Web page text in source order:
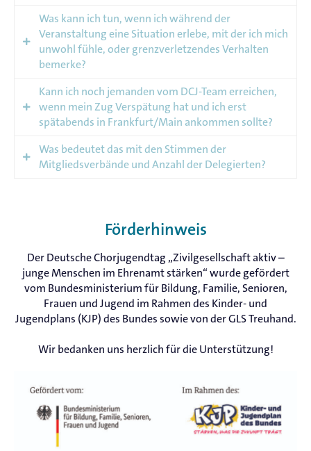
Anmeldeformular an.
Zunächst einmal bedauern wir, dass wir aufgrund
der gestiegenen Kosten die Reisekosten leider nicht
übernehmen können. Wenn diese Kosten deine
Lösung. Melde dich gern bei Chantal Zabel:
chantal.zabel@deutsche-chorjugend.de.
Was kann ich tun, wenn ich während der
Veranstaltung eine Situation erlebe, mit der ich mich
unwohl fühle, oder grenzverletzendes Verhalten
bemerke?
Du bist nicht allein. Wir zeigen mehrere Wege auf,
mit solchen Situationen umzugehen – dafür gibt es
ein Awarenesskonzept. Es wird zum Beispiel wieder
ein Awareness-Team geben, das du ansprechen oder
über Handy erreichen kannst. Es gibt auch die
Teilnehmenden versenden und auch am
Kann ich noch jemanden vom DCJ-Team erreichen,
wenn mein Zug Verspätung hat und ich erst
spätabends in Frankfurt/Main ankommen sollte?
Ja, das Organisationsteam der DCJ wird rund um die
Uhr auf einer Handynummer erreichbar sein, die
Was bedeutet das mit den Stimmen der
Mitgliedsverbände und Anzahl der Delegierten?
Anzahl der Kinder und Jugendlichen (bis 27 Jahre
Mitgliederverbandes ab.Pro angefangene 3.000
aktive Kinder und Jugendliche bis 27 Jahre hat ein
Mitgliedsverband eine:n Delegierte:n mit Sitz und
Stimme. Wer es ganz genau wissen möchte: Hier
geht’s zur Satzung der Deutschen Chorjugend e.V.
Förderhinweis
Der Deutsche Chorjugendtag „Zivilgesellschaft aktiv –
junge Menschen im Ehrenamt stärken“ wurde gefördert
vom Bundesministerium für Bildung, Familie, Senioren,
Frauen und Jugend im Rahmen des Kinder- und
Jugendplans (KJP) des Bundes sowie von der GLS Treuhand.
Wir bedanken uns herzlich für die Unterstützung!